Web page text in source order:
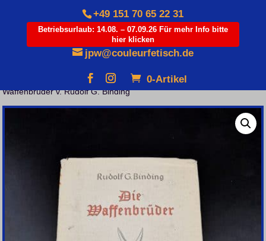
+49 151 70 65 22 31
Betriebsurlaub: 14.08. – 07.09.26 Für mehr Info bitte
hier klicken
jpw@couleurfetisch.de
0-Artikel
Products
Studentika/ Kategorie: Antiquarisch
Waffenbrüder v. Rudolf G. Binding